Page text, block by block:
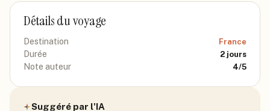
Détails du voyage
Destination France
Durée 2 jours
Note auteur 4/5
Suggéré par l'IA